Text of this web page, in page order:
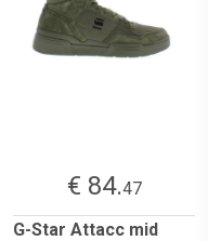
€ 84.47
G-Star Attacc mid